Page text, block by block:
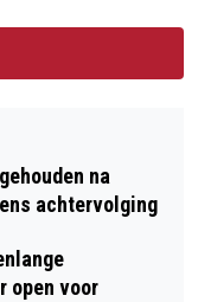
na
achtervolging
open voor